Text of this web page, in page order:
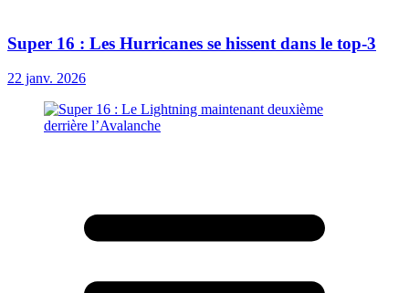
Super 16 : Les Hurricanes se hissent dans le top-3
22 janv. 2026